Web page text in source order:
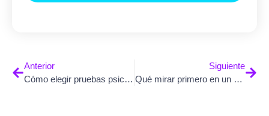
Anterior
Cómo elegir pruebas psicométricas según el puesto
Siguiente
Qué mirar primero en un reporte psicométrico